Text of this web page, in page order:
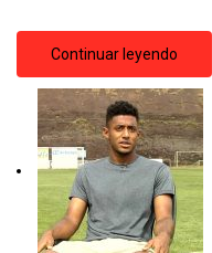
Continuar leyendo